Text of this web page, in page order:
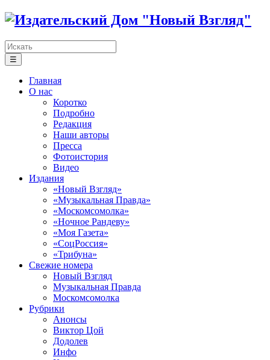
☰
Главная
О нас
Коротко
Подробно
Редакция
Наши авторы
Пресса
Фотоистория
Видео
Издания
«Новый Взгляд»
«Музыкальная Правда»
«Москомсомолка»
«Ночное Рандеву»
«Моя Газета»
«СоцРоссия»
«Трибуна»
Свежие номера
Новый Взгляд
Музыкальная Правда
Москомсомолка
Рубрики
Анонсы
Виктор Цой
Додолев
Инфо